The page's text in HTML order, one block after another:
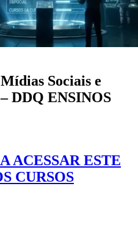
Sociais e
DDQ ENSINOS
ACESSAR ESTE
CURSOS